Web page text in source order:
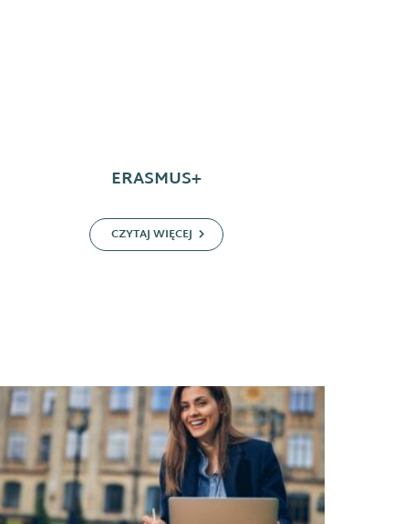
ERASMUS+
CZYTAJ WIĘCEJ